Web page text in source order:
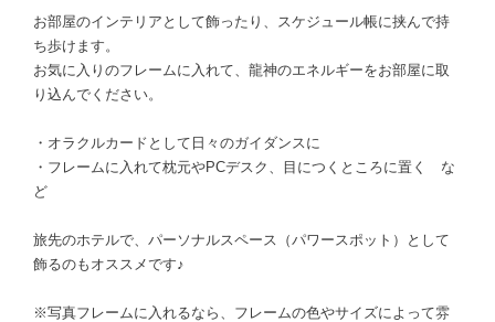
お部屋のインテリアとして飾ったり、スケジュール帳に挟んで持
ち歩けます。
お気に入りのフレームに入れて、龍神のエネルギーをお部屋に取
り込んでください。
・オラクルカードとして日々のガイダンスに
・フレームに入れて枕元やPCデスク、目につくところに置く な
ど
旅先のホテルで、パーソナルスペース（パワースポット）として
飾るのもオススメです♪
※写真フレームに入れるなら、フレームの色やサイズによって雰